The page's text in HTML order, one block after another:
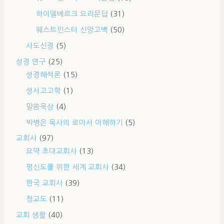
하이델베르크 요리문답(31)
웨스트민스터 신앙고백 (50)
사도신경 (5)
성경 연구 (25)
성경해석론 (15)
성서고고학 (1)
말씀묵상 (4)
박병은 목사의 로마서 이해하기 (5)
교회사 (97)
요약 초대교회사 (13)
평신도를 위한 세계 교회사 (34)
한국 교회사 (39)
청교도 (11)
교회 생활 (40)